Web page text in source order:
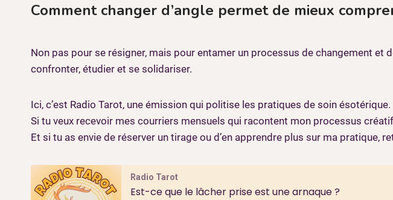
Comment changer d’angle permet de mieux
Non pas pour se résigner, mais pour entamer un processus de changement
confronter, étudier et se solidariser.
Ici, c’est Radio Tarot, une émission qui politise les pratiques de soin
Si tu veux recevoir mes courriers mensuels qui racontent mon processus
Et si tu as envie de réserver un tirage ou d’en apprendre plus sur ma pratique,
Radio Tarot
Est-ce que le lâcher prise est une arnaque ?